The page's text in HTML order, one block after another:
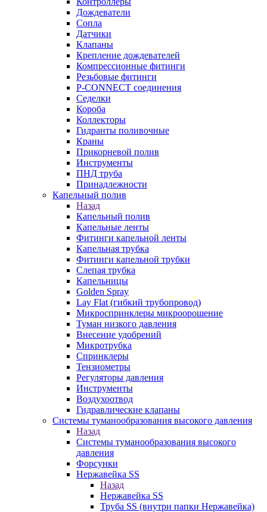
Дождеватели
Сопла
Датчики
Клапаны
Крепление дождевателей
Компрессионные фитинги
Резьбовые фитинги
P-CONNECT соединения
Седелки
Короба
Коллекторы
Гидранты поливочные
Краны
Прикорневой полив
Инструменты
ПНД труба
Принадлежности
Капельный полив
Назад
Капельный полив
Капельные ленты
Фитинги капельной ленты
Капельная трубка
Фитинги капельной трубки
Слепая трубка
Капельницы
Golden Spray
Lay Flat (гибкий трубопровод)
Микроспринклеры микроорошение
Туман низкого давления
Внесение удобрений
Микротрубка
Спринклеры
Тензиометры
Регуляторы давления
Инструменты
Воздухоотвод
Гидравлические клапаны
Системы туманообразования высокого давления
Назад
Системы туманообразования высокого
давления
Форсунки
Нержавейка SS
Назад
Нержавейка SS
Труба SS (внутри папки Нержавейка)